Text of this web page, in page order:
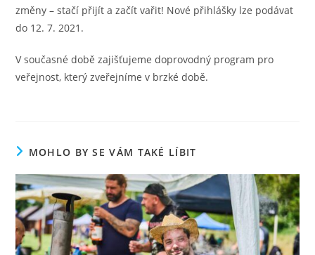
změny – stačí přijít a začít vařit! Nové přihlášky lze podávat
do 12. 7. 2021.
V současné době zajišťujeme doprovodný program pro
veřejnost, který zveřejníme v brzké době.
MOHLO BY SE VÁM TAKÉ LÍBIT